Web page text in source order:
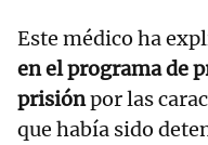
Este médico ha
en el programa de
prisiónpor las
que había sido